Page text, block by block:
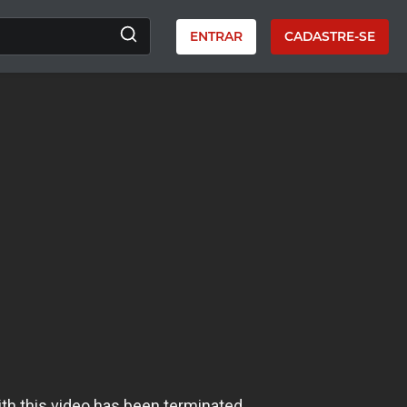
ENTRAR CADASTRE-SE